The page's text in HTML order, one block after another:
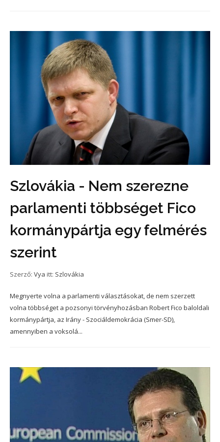
Szlovákia - Nem szerezne
parlamenti többséget Fico
kormánypártja egy felmérés
szerint
Szerző: Vya itt: Szlovákia
Megnyerte volna a parlamenti választásokat, de nem szerzett
volna többséget a pozsonyi törvényhozásban Robert Fico baloldali
kormánypártja, az Irány - Szociáldemokrácia (Smer-SD),
amennyiben a voksolá...